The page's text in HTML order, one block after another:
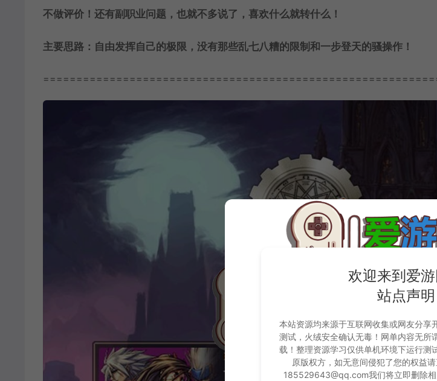
不做评价！还有副职业问题，也就不多说了，喜欢什么就转什么！
主要思路：自由发挥自己的极限，没有那些乱七八糟的限制和一步登天的骚操作！
欢迎来到爱
站点声明
本站资源均来源于互联网收集或网友分享
测试，火绒安全确认无毒！网单内容无所
载！整理资源学习仅供单机环境下运行测
原版权方，如无意间侵犯了您的权益
185529643@qq.com我们将立即删除